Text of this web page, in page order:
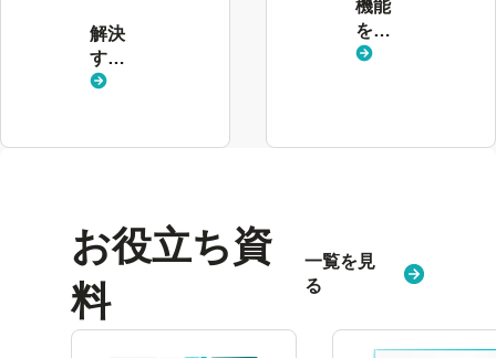
解決
する
課題
機能
を見
る
お役立ち資
料
一覧を見
る